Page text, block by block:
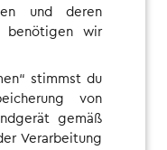
und deren
benötigen wir
stimmst du
von
gemäß
Verarbeitung